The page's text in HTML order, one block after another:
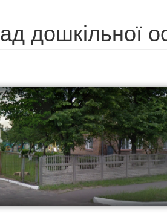
дошкільної